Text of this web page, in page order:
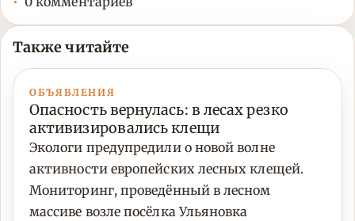
Также читайте
ОБЪЯВЛЕНИЯ
Опасность вернулась: в лесах резко
активизировались клещи
Экологи предупредили о новой волне
активности европейских лесных клещей.
Мониторинг, проведённый в лесном
массиве возле посёлка Ульяновка